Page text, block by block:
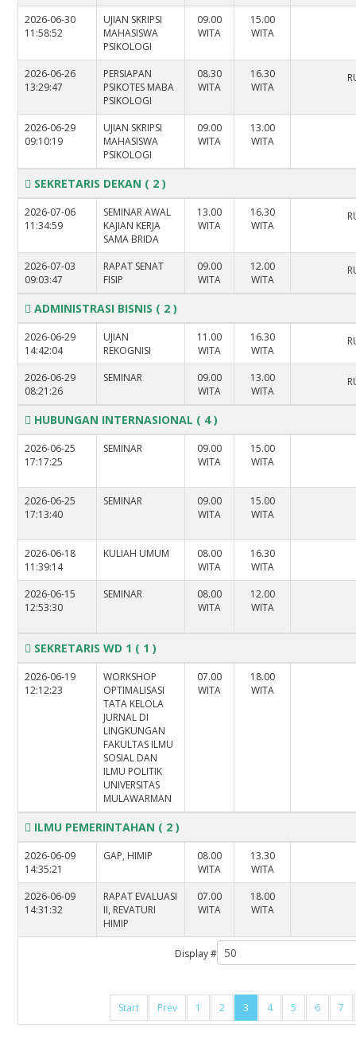
Display #
Start Prev 1 2 3 4 5 6 7
2026-06-30
11:58:52
UJIAN SKRIPSI
MAHASISWA
PSIKOLOGI
09.00
WITA
15.00
WITA
2026-06-26
13:29:47
PERSIAPAN
PSIKOTES MABA
PSIKOLOGI
08.30
WITA
16.30
WITA
2026-06-29
09:10:19
UJIAN SKRIPSI
MAHASISWA
PSIKOLOGI
09.00
WITA
13.00
WITA
SEKRETARIS DEKAN ( 2 )
2026-07-06
11:34:59
SEMINAR AWAL
KAJIAN KERJA
SAMA BRIDA
13.00
WITA
16.30
WITA
2026-07-03
09:03:47
RAPAT SENAT
FISIP
09.00
WITA
12.00
WITA
ADMINISTRASI BISNIS ( 2 )
2026-06-29
14:42:04
UJIAN
REKOGNISI
11.00
WITA
16.30
WITA
2026-06-29
08:21:26
SEMINAR
09.00
WITA
13.00
WITA
HUBUNGAN INTERNASIONAL ( 4 )
2026-06-25
17:17:25
SEMINAR
09.00
WITA
15.00
WITA
2026-06-25
17:13:40
SEMINAR
09.00
WITA
15.00
WITA
2026-06-18
11:39:14
KULIAH UMUM
08.00
WITA
16.30
WITA
2026-06-15
12:53:30
SEMINAR
08.00
WITA
12.00
WITA
SEKRETARIS WD 1 ( 1 )
2026-06-19
12:12:23
WORKSHOP
OPTIMALISASI
TATA KELOLA
JURNAL DI
LINGKUNGAN
FAKULTAS ILMU
SOSIAL DAN
ILMU POLITIK
UNIVERSITAS
MULAWARMAN
07.00
WITA
18.00
WITA
ILMU PEMERINTAHAN ( 2 )
2026-06-09
14:35:21
GAP, HIMIP
08.00
WITA
13.30
WITA
2026-06-09
14:31:32
RAPAT EVALUASI
II, REVATURI
HIMIP
07.00
WITA
18.00
WITA